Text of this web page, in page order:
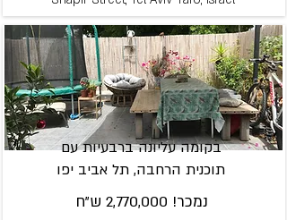
בקומה עליונה ברבעיות עם
תוכנית הרחבה, תל אביב יפו
נמכר! 2,770,000 ש"ח